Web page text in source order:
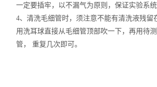
一定要插牢，以不漏气为原则，保证实验系统
4、清洗毛细管时，须注意不能有清洗液残留
用洗耳球直接从毛细管顶部吹一下，再用待
管， 重复几次即可。